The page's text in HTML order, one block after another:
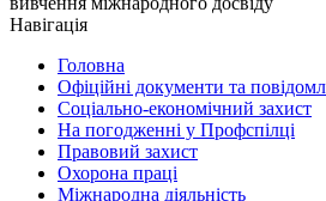
Навігація
Головна
Офіційні документи та
Соціально-економічний захист
На погодженні у Профспілці
Правовий захист
Охорона праці
Міжнародна діяльність